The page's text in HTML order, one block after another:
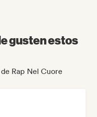
gusten estos
Rap Nel Cuore